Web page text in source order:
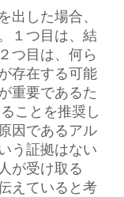
出した場合、
１つ目は、結
つ目は、何ら
存在する可能
重要であるた
ことを推奨し
因であるアル
う証拠はない
が受け取る
えていると考